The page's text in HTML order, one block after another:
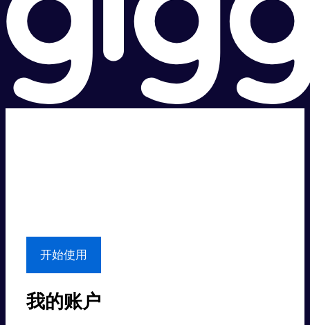
开始使用
我的账户